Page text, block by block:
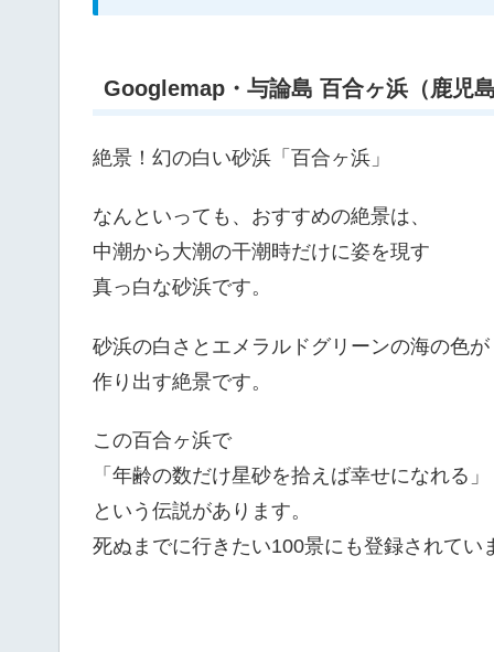
Googlemap・与論島 百合ヶ浜（鹿児
絶景！幻の白い砂浜「百合ヶ浜」
なんといっても、おすすめの絶景は、
中潮から大潮の干潮時だけに姿を現す
真っ白な砂浜です。
砂浜の白さとエメラルドグリーンの海の色が
作り出す絶景です。
この百合ヶ浜で
「年齢の数だけ星砂を拾えば幸せになれる」
という伝説があります。
死ぬまでに行きたい100景にも登録されてい